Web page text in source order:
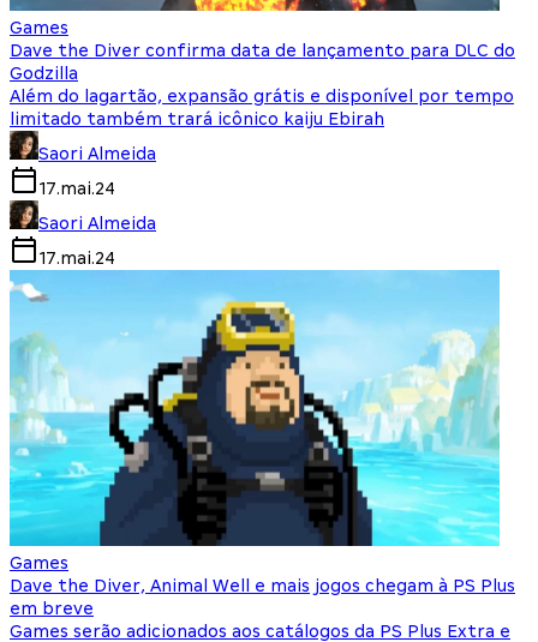
Games
Dave the Diver confirma data de lançamento para DLC do
Godzilla
Além do lagartão, expansão grátis e disponível por tempo
limitado também trará icônico kaiju Ebirah
Saori Almeida
17.mai.24
Saori Almeida
17.mai.24
Games
Dave the Diver, Animal Well e mais jogos chegam à PS Plus
em breve
Games serão adicionados aos catálogos da PS Plus Extra e